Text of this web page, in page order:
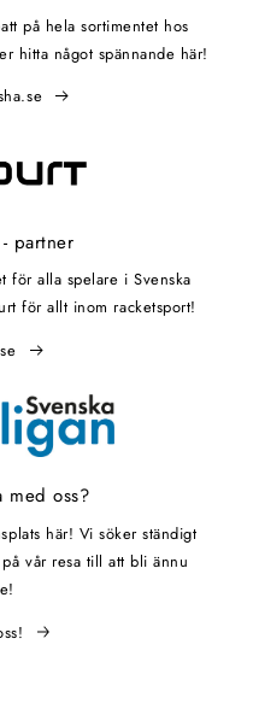
på hela sortimentet hos
hitta något spännande här!
partner
för alla spelare i Svenska
för allt inom racketsport!
oss?
här! Vi söker ständigt
vår resa till att bli ännu